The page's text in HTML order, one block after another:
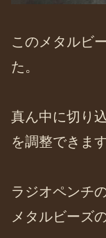
このメタルビ
た。
真ん中に切り
を調整できます
ラジオペンチ
メタルビーズ